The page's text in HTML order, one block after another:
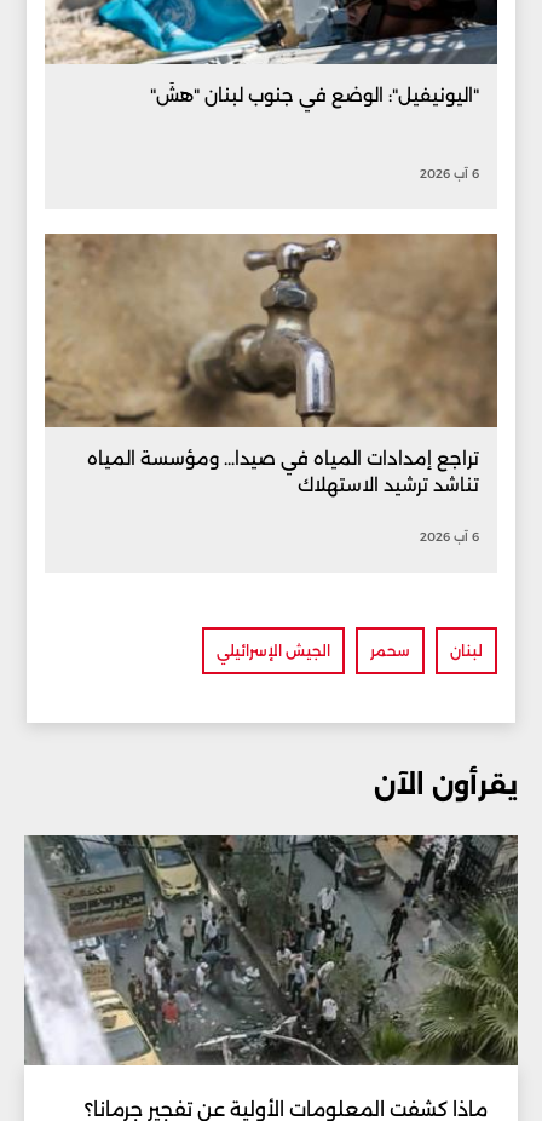
"اليونيفيل": الوضع في جنوب لبنان "هشّ"
6 آب 2026
تراجع إمدادات المياه في صيدا... ومؤسسة المياه
تناشد ترشيد الاستهلاك
6 آب 2026
لبنان سحمر الجيش الإسرائيلي
يقرأون الآن
ماذا كشفت المعلومات الأولية عن تفجير جرمانا؟